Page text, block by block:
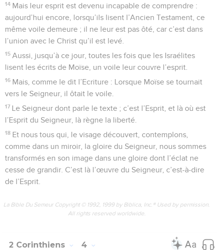
14 Mais leur esprit est devenu incapable de comprendre :
aujourd’hui encore, lorsqu’ils lisent l’Ancien Testament, ce
même voile demeure ; il ne leur est pas ôté, car c’est dans
l’union avec le Christ qu’il est levé.
15 Aussi, jusqu’à ce jour, toutes les fois que les Israélites
lisent les écrits de Moïse, un voile leur couvre l’esprit.
16 Mais, comme le dit l’Ecriture : Lorsque Moïse se tournait
vers le Seigneur, il ôtait le voile.
17 Le Seigneur dont parle le texte ; c’est l’Esprit, et là où est
l’Esprit du Seigneur, là règne la liberté.
18 Et nous tous qui, le visage découvert, contemplons,
comme dans un miroir, la gloire du Seigneur, nous sommes
transformés en son image dans une gloire dont l’éclat ne
cesse de grandir. C’est là l’œuvre du Seigneur, c’est-à-dire
de l’Esprit.
La Bible Du Semeur Copyright © 1992, 1999 by Biblica, Inc.® Used by permission.
All rights reserved worldwide.
2 Corinthiens 4